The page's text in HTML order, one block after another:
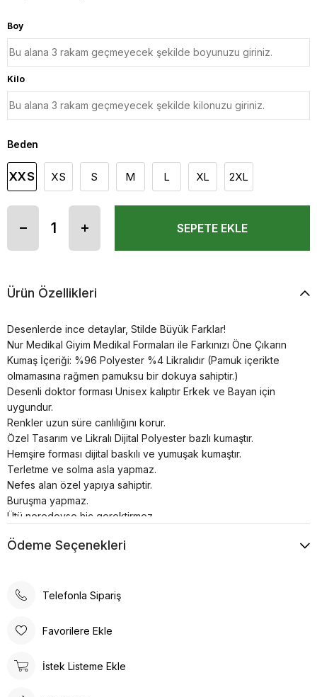
Boy
Kilo
Beden
XXS XS S M L XL 2XL
Ürün Özellikleri
Desenlerde ince detaylar, Stilde Büyük Farklar!
Nur Medikal Giyim Medikal Formaları ile Farkınızı Öne Çıkarın
Kumaş İçeriği: %96 Polyester %4 Likralıdır (Pamuk içerikte
olmamasına rağmen pamuksu bir dokuya sahiptir.)
Desenli doktor forması Unisex kalıptır Erkek ve Bayan için
uygundur.
Renkler uzun süre canlılığını korur.
Özel Tasarım ve Likralı Dijital Polyester bazlı kumaştır.
Hemşire forması dijital baskılı ve yumuşak kumaştır.
Terletme ve solma asla yapmaz.
Nefes alan özel yapıya sahiptir.
Buruşma yapmaz.
Ütü neredeyse hiç gerektirmez.
Ödeme Seçenekleri
Telefonla Sipariş
Favorilere Ekle
İstek Listeme Ekle